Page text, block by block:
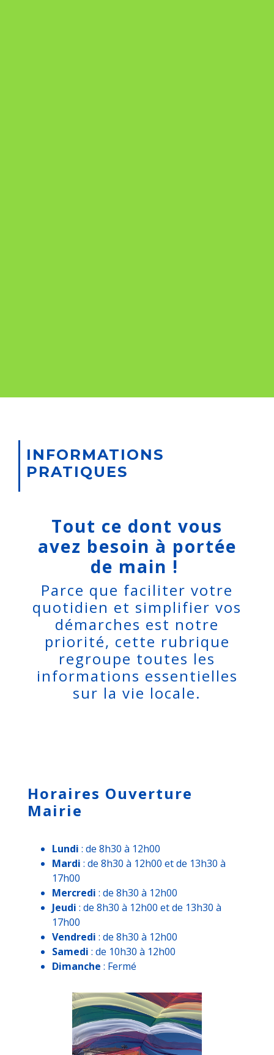
INFORMATIONS
PRATIQUES
Tout ce dont vous
avez besoin à portée
de main !
Parce que faciliter votre
quotidien et simplifier vos
démarches est notre
priorité, cette rubrique
regroupe toutes les
informations essentielles
sur la vie locale.
Horaires Ouverture
Mairie
Lundi : de 8h30 à 12h00
Mardi : de 8h30 à 12h00 et de 13h30 à
17h00
Mercredi : de 8h30 à 12h00
Jeudi : de 8h30 à 12h00 et de 13h30 à
17h00
Vendredi : de 8h30 à 12h00
Samedi : de 10h30 à 12h00
Dimanche : Fermé